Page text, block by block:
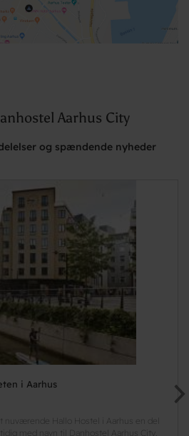
Aarhus City
og spændende nyheder
i Aarhus
nuværende Hallo Hostel i Aarhus en del
med navn til Danhostel Aarhus City.